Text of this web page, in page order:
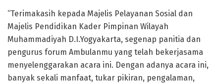
“Terimakasih kepada Majelis Pelayanan Sosial dan
Majelis Pendidikan Kader Pimpinan Wilayah
Muhammadiyah D.I.Yogyakarta, segenap panitia dan
pengurus forum Ambulanmu yang telah bekerjasama
menyelenggarakan acara ini. Dengan adanya acara ini,
banyak sekali manfaat, tukar pikiran, pengalaman,